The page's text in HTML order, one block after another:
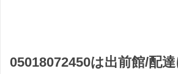
05018072450は出前館/配